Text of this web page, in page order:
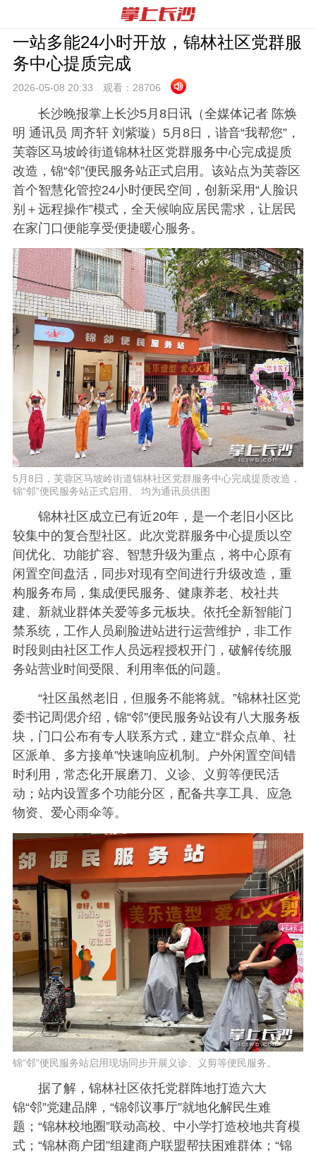
一站多能24小时开放，​锦林社区党群服
务中心提质完成
2026-05-08 20:33 观看： 28706
长沙晚报掌上长沙5月8日讯（全媒体记者 陈焕
明 通讯员 周齐轩 刘紫璇）5月8日，谐音“我帮您”，
芙蓉区马坡岭街道锦林社区党群服务中心完成提质
改造，锦“邻”便民服务站正式启用。该站点为芙蓉区
首个智慧化管控24小时便民空间，创新采用“人脸识
别＋远程操作”模式，全天候响应居民需求，让居民
在家门口便能享受便捷暖心服务。
5月8日，芙蓉区马坡岭街道锦林社区党群服务中心完成提质改造，
锦“邻”便民服务站正式启用。 均为通讯员供图
锦林社区成立已有近20年，是一个老旧小区比
较集中的复合型社区。此次党群服务中心提质以空
间优化、功能扩容、智慧升级为重点，将中心原有
闲置空间盘活，同步对现有空间进行升级改造，重
构服务布局，集成便民服务、健康养老、校社共
建、新就业群体关爱等多元板块。依托全新智能门
禁系统，工作人员刷脸进站进行运营维护，非工作
时段则由社区工作人员远程授权开门，破解传统服
务站营业时间受限、利用率低的问题。
“社区虽然老旧，但服务不能将就。”锦林社区党
委书记周偲介绍，锦“邻”便民服务站设有八大服务板
块，门口公布有专人联系方式，建立“群众点单、社
区派单、多方接单”快速响应机制。户外闲置空间错
时利用，常态化开展磨刀、义诊、义剪等便民活
动；站内设置多个功能分区，配备共享工具、应急
物资、爱心雨伞等。
锦“邻”便民服务站启用现场同步开展义诊、义剪等便民服务。
据了解，锦林社区依托党群阵地打造六大
锦“邻”党建品牌，“锦邻议事厅”就地化解民生难
题；“锦林校地圈”联动高校、中小学打造校地共育模
式；“锦林商户团”组建商户联盟帮扶困难群体；“锦